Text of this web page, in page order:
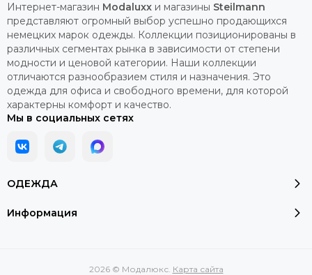
ОДЕЖДА
Информация
Интернет-магазин Modaluxx и магазины Steilmann
представляют огромный выбор успешно продающихся
немецких марок одежды. Коллекции позиционированы в
различных сегментах рынка в зависимости от степени
модности и ценовой категории. Наши коллекции
отличаются разнообразием стиля и назначения. Это
одежда для офиса и свободного времени, для которой
характерны комфорт и качество.
Мы в социальных сетях
2026 © Модалюкс. Карта сайта